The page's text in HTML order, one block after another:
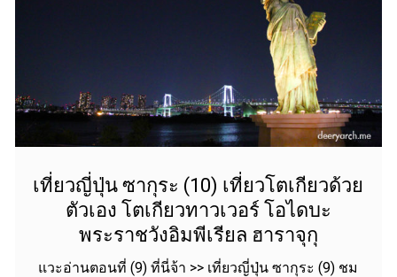
เที่ยวญี่ปุ่น ซากุระ (10) เที่ยวโตเกียวด้วย
ตัวเอง โตเกียวทาวเวอร์ โอไดบะ
พระราชวังอิมพีเรียล ฮาราจุกุ
แวะอ่านตอนที่ (9) ที่นี่จ้า >> เที่ยวญี่ปุ่น ซากุระ (9) ชม